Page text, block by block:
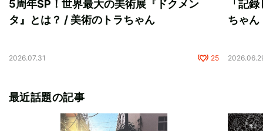
5周年SP！世界最大の美術展『ドクメン
タ』とは？ / 美術のトラちゃん
2026.07.31 25
「記
ちゃん
最近話題の記事